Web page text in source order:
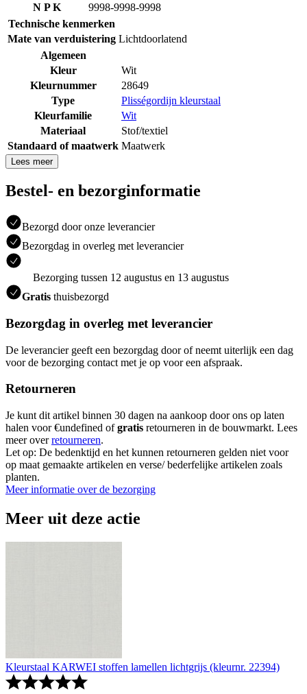
N P K
9998-9998-9998
Technische kenmerken
Mate van verduistering Lichtdoorlatend
Algemeen
Kleur
Wit
Kleurnummer
28649
Type
Plisségordijn kleurstaal
Kleurfamilie
Wit
Materiaal
Stof/textiel
Standaard of maatwerk Maatwerk
Lees meer
Bestel- en bezorginformatie
Bezorgd door onze leverancier
Bezorgdag in overleg met leverancier
Bezorging tussen 12 augustus en 13 augustus
Gratis thuisbezorgd
Bezorgdag in overleg met leverancier
De leverancier geeft een bezorgdag door of neemt uiterlijk een dag
voor de bezorging contact met je op voor een afspraak.
Retourneren
Je kunt dit artikel binnen 30 dagen na aankoop door ons op laten
halen voor €undefined ofgratis retourneren in de bouwmarkt. Lees
meer overretourneren.
Let op: De bedenktijd en het kunnen retourneren gelden niet voor
op maat gemaakte artikelen en verse/ bederfelijke artikelen zoals
planten.
Meer informatie over de bezorging
Meer uit deze actie
Kleurstaal KARWEI stoffen lamellen lichtgrijs (kleurnr. 22394)